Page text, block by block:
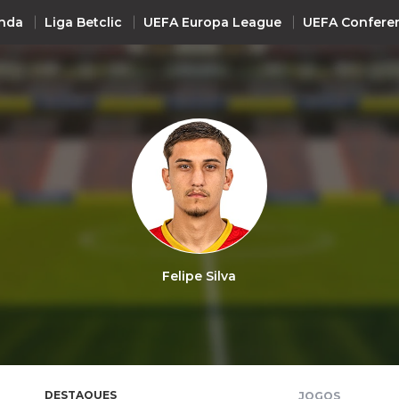
Liga Betclic UEFA Europa League UEFA
INTERNACIONAL
UEFA Champions League
UEFA Europa League
UEFA Conference League
Premier League
Felipe Silva
DESTAQUES JOGOS